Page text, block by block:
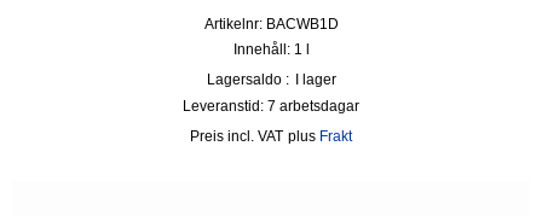
Artikelnr: BACWB1D
Innehåll: 1
Lagersaldo :
I lager
Leveranstid: 7 arbetsdagar
incl. VAT plus Frakt